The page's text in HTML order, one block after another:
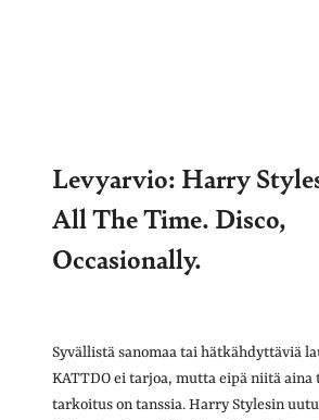
Levyarvio: Harry
All The Time. Disco,
Occasionally.
Syvällistä sanomaa tai hätkähdyttäviä
KATTDO ei tarjoa, mutta eipä niitä aina
tarkoitus on tanssia. Harry Stylesin